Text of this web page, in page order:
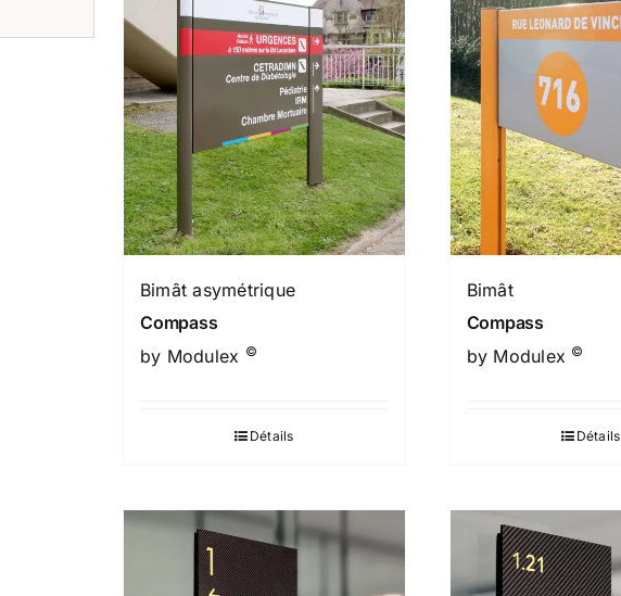
Bimât asymétrique
Compass
by Modulex ©
Détails
Bimât
Compass
by Modulex ©
Détails